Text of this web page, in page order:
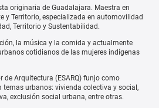
originaria de Guadalajara. Maestra en
y Territorio, especializada en automovilidad
Territorio y Sustentabilidad.
la música y la comida y actualmente
cotidianos de las mujeres indígenas
de Arquitectura (ESARQ) funjo como
temas urbanos: vivienda colectiva y social,
exclusión social urbana, entre otras.